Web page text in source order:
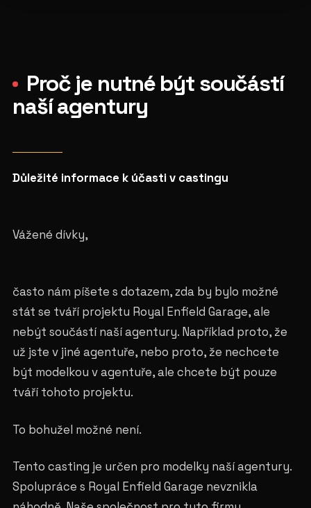
Proč je nutné být součástí
naší agentury
Důležité informace k účasti v castingu
Vážené dívky,
často nám píšete s dotazem, zda by bylo možné
stát se tváří projektu Royal Enfield Garage, ale
nebýt součástí naší agentury. Například proto, že
už jste v jiné agentuře, nebo proto, že nechcete
být modelkou v agentuře, ale chcete být pouze
tváří tohoto projektu.
To bohužel možné není.
Tento casting je určen pro modelky naší agentury.
Spolupráce s Royal Enfield Garage nevznikla